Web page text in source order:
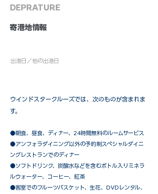
DEPRATURE
​寄港地情報
出港日／他の出港日
ウインドスタークルーズでは、次のものが含まれま
す。
●朝食、昼食、ディナー、24時間無料のルームサービス
​●アンフォラダイニング以外の予約制スペシャルダイニ
ングレストランでのディナー
●ソフトドリンク、炭酸水などを含むボトル入りミネラ
ルウォーター、コーヒー、紅茶
●客室でのフルーツバスケット、生花、DVDレンタル、